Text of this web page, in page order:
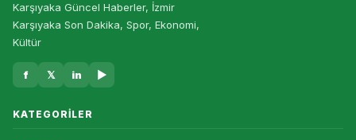
Karşıyaka Güncel Haberler, İzmir
Karşıyaka Son Dakika, Spor, Ekonomi,
Kültür
f 𝕏 in ▶
KATEGORILER